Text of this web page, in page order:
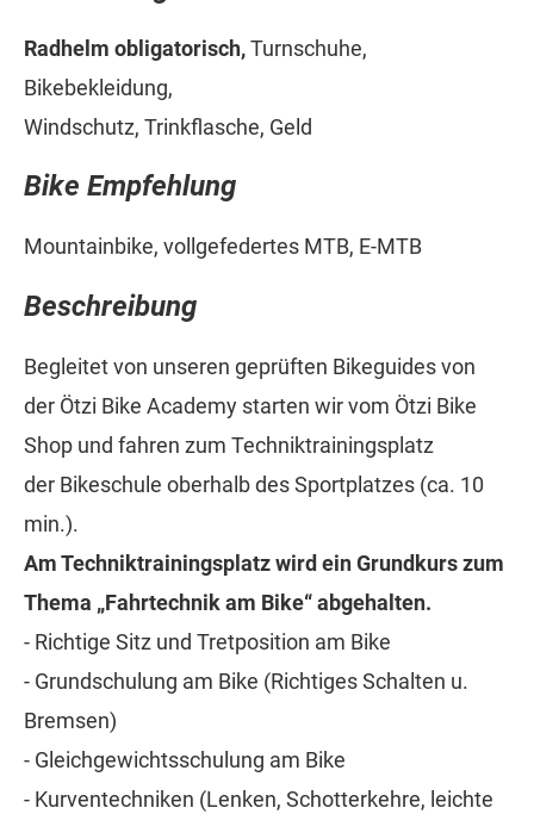
Radhelm obligatorisch,Turnschuhe,
Bikebekleidung,
Windschutz, Trinkflasche, Geld
Bike Empfehlung
Mountainbike, vollgefedertes MTB, E-MTB
Beschreibung
Begleitet von unseren geprüften Bikeguides von
der Ötzi Bike Academy starten wir vom Ötzi Bike
Shop und fahren zum Techniktrainingsplatz
der Bikeschule oberhalb des Sportplatzes (ca. 10
min.).
Am Techniktrainingsplatz wird ein Grundkurs zum
Thema „Fahrtechnik am Bike“ abgehalten.
- Richtige Sitz und Tretposition am Bike
- Grundschulung am Bike (Richtiges Schalten u.
Bremsen)
- Gleichgewichtsschulung am Bike
- Kurventechniken (Lenken, Schotterkehre, leichte